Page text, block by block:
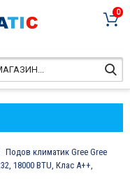
0
Подов климатик Gree Gree
18000 BTU, Клас A++,